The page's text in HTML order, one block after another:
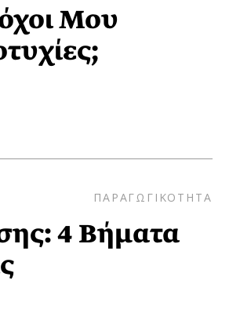
Μου
ΠΑΡΑΓΩΓΙΚΟΤΗΤΑ
4 Βήματα